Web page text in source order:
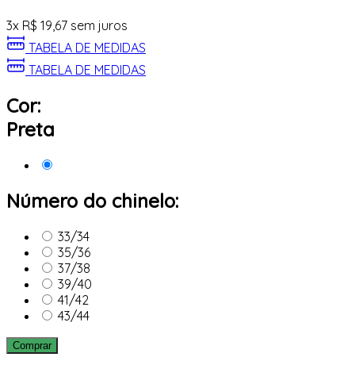
3x R$ 19,67 sem juros
TABELA DE MEDIDAS
TABELA DE MEDIDAS
Cor:
Preta
Número do chinelo:
33/34
35/36
37/38
39/40
41/42
43/44
Comprar